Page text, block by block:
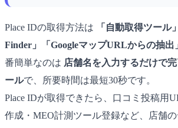
Place IDの取得方法は
「自動取得ツール
Finder」「GoogleマップURLからの抽出
番簡単なのは 店舗名を入力するだけで
ールで、所要時間は最短30秒です。
Place IDが取得できたら、口コミ投稿用
作成・MEO計測ツール登録など、店舗